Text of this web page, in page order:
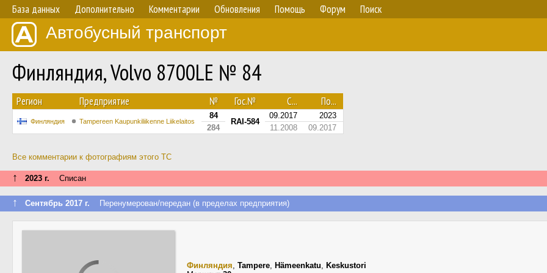
База данных Дополнительно Комментарии Обновления Помощь Форум Поиск
Автобусный транспорт
Финляндия, Volvo 8700LE № 84
Регион Предприятие № Гос.№ С... По...
Финляндия Tampereen Kaupunkiliikenne Liikelaitos
84
RAI-584
09.2017
2023
284
11.2008 09.2017
Все комментарии к фотографиям этого ТС
↑ 2023 г. Списан
↑ Сентябрь 2017 г. Перенумерован/передан (в пределах предприятия)
Финляндия, Tampere, Hämeenkatu, Keskustori